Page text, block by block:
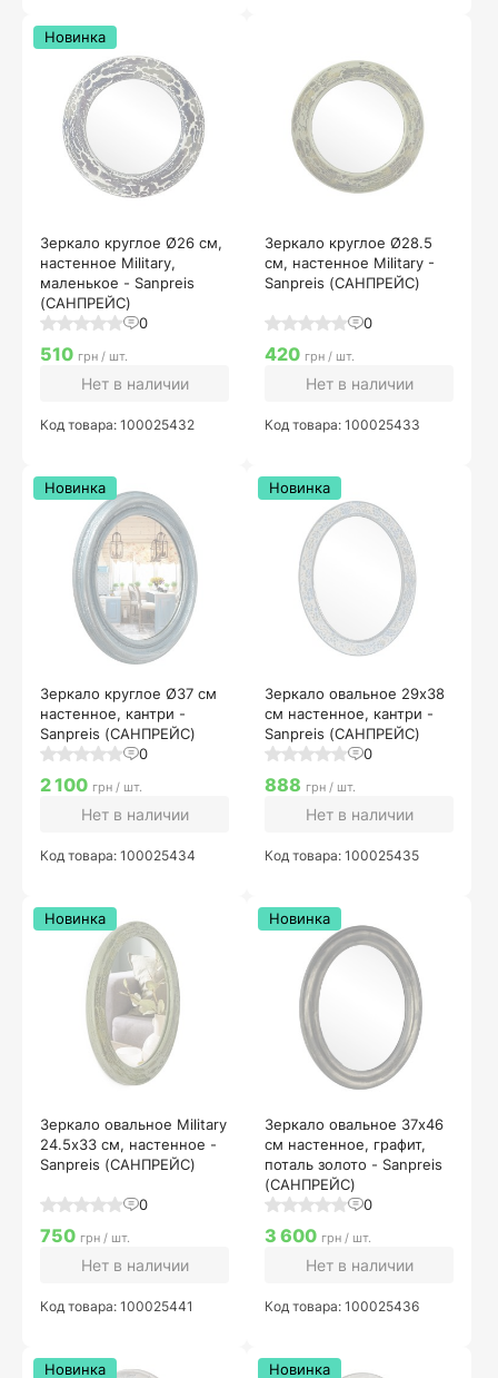
Зеркало круглое Ø26 см,
настенное Military,
маленькое - Sanpreis
(САНПРЕЙС)
0
Новинка
510 грн / шт.
Нет в наличии
Код товара: 100025432
Зеркало круглое Ø28.5
см, настенное Military -
Sanpreis (САНПРЕЙС)
0
420 грн / шт.
Нет в наличии
Код товара: 100025433
Зеркало круглое Ø37 см
настенное, кантри -
Sanpreis (САНПРЕЙС)
0
Новинка
2 100 грн / шт.
Нет в наличии
Код товара: 100025434
Зеркало овальное 29х38
см настенное, кантри -
Sanpreis (САНПРЕЙС)
0
Новинка
888 грн / шт.
Нет в наличии
Код товара: 100025435
Зеркало овальное Military
24.5х33 см, настенное -
Sanpreis (САНПРЕЙС)
0
Новинка
750 грн / шт.
Нет в наличии
Код товара: 100025441
Зеркало овальное 37х46
см настенное, графит,
поталь золото - Sanpreis
(САНПРЕЙС)
0
Новинка
3 600 грн / шт.
Нет в наличии
Код товара: 100025436
Новинка Новинка